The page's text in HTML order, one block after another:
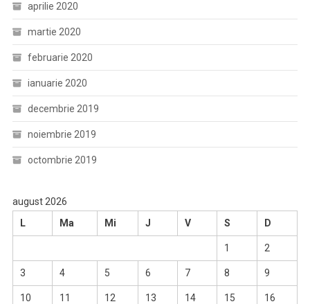
aprilie 2020
martie 2020
februarie 2020
ianuarie 2020
decembrie 2019
noiembrie 2019
octombrie 2019
august 2026
L
Ma Mi J V S D
1 2
3 4 5 6 7 8 9
10 11 12 13 14 15 16